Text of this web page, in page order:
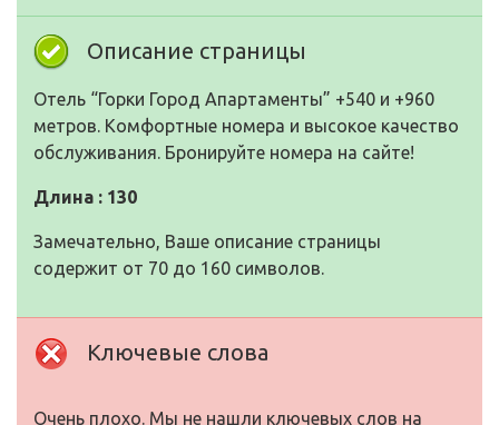
Описание страницы
Отель “Горки Город Апартаменты” +540 и +960
метров. Комфортные номера и высокое качество
обслуживания. Бронируйте номера на сайте!
Длина : 130
Замечательно, Ваше описание страницы
содержит от 70 до 160 символов.
Ключевые слова
Очень плохо. Мы не нашли ключевых слов на